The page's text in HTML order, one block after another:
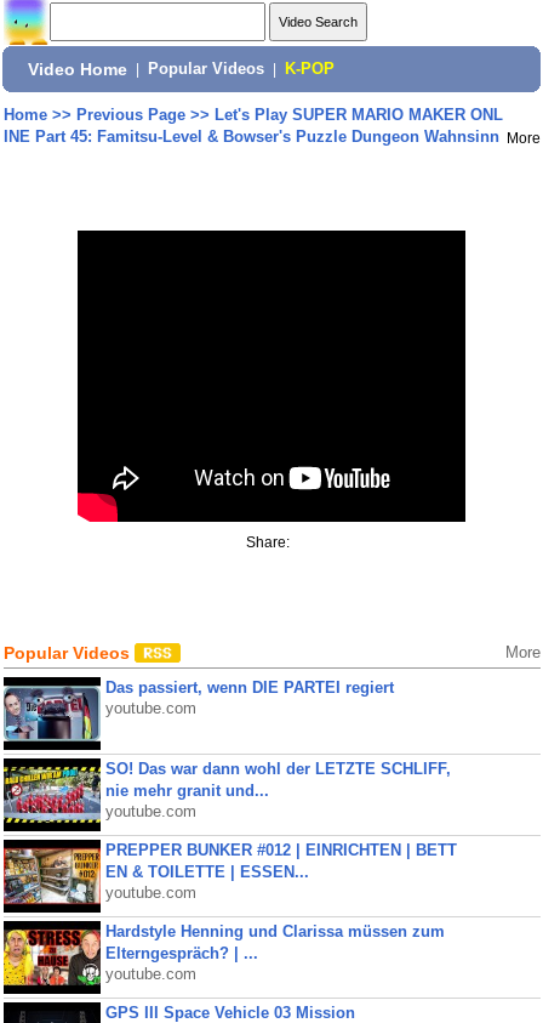
Video Home Popular Videos K-POP
Home>> Previous Page>> Let's Play SUPER MARIO MAKER ONL
INE Part 45: Famitsu-Level & Bowser's Puzzle Dungeon Wahnsinn
More
Share:
Popular Videos More
Das passiert, wenn DIE PARTEI regiert
youtube.com
SO! Das war dann wohl der LETZTE SCHLIFF,
nie mehr granit und...
youtube.com
PREPPER BUNKER #012 | EINRICHTEN | BETT
EN & TOILETTE | ESSEN...
youtube.com
Hardstyle Henning und Clarissa müssen zum
Elterngespräch? | ...
youtube.com
GPS III Space Vehicle 03 Mission